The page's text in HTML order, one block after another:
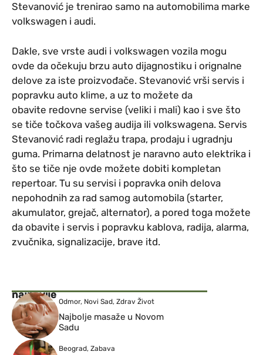
Stevanović je trenirao samo na automobilima marke
volkswagen i audi.
Dakle, sve vrste audi i volkswagen vozila mogu
ovde da očekuju brzu auto dijagnostiku i orignalne
delove za iste proizvođače. Stevanović vrši servis i
popravku auto klime, a uz to možete da
obavite redovne servise (veliki i mali) kao i sve što
se tiče točkova vašeg audija ili volkswagena. Servis
Stevanović radi reglažu trapa, prodaju i ugradnju
guma. Primarna delatnost je naravno auto elektrika i
što se tiče nje ovde možete dobiti kompletan
repertoar. Tu su servisi i popravka onih delova
nepohodnih za rad samog automobila (starter,
akumulator, grejač, alternator), a pored toga možete
da obavite i servis i popravku kablova, radija, alarma,
zvučnika, signalizacije, brave itd.
najnovije
Odmor, Novi Sad, Zdrav Život
Najbolje masaže u Novom
Sadu
Beograd, Zabava